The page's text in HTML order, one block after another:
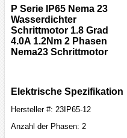
P Serie IP65 Nema 23
Wasserdichter
Schrittmotor 1.8 Grad
4.0A 1.2Nm 2 Phasen
Nema23 Schrittmotor
Elektrische Spezifikation
Hersteller #: 23IP65-12
Anzahl der Phasen: 2